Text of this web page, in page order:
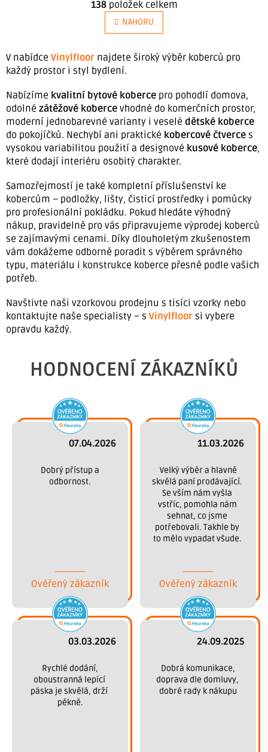
v
l
d
í
p
r
v
k
v
ý
p
i
s
u
á
n
k
v
á
138položek celkem
NAHORU
V nabídce Vinylfloor najdete široký výběr koberců pro
každý prostor i styl bydlení.
Nabízíme kvalitní bytové koberce pro pohodlí domova,
odolné zátěžové koberce vhodné do komerčních prostor,
moderní jednobarevné varianty i veselé dětské koberce
do pokojíčků. Nechybí ani praktické kobercové čtverce s
vysokou variabilitou použití a designové kusové koberce,
které dodají interiéru osobitý charakter.
Samozřejmostí je také kompletní příslušenství ke
kobercům – podložky, lišty, čisticí prostředky i pomůcky
pro profesionální pokládku. Pokud hledáte výhodný
nákup, pravidelně pro vás připravujeme výprodej koberců
se zajímavými cenami. Díky dlouholetým zkušenostem
vám dokážeme odborně poradit s výběrem správného
typu, materiálu i konstrukce koberce přesně podle vašich
potřeb.
Navštivte naši vzorkovou prodejnu s tisíci vzorky nebo
kontaktujte naše specialisty – s Vinylfloor si vybere
opravdu každý.
HODNOCENÍ ZÁKAZNÍKŮ
07.04.2026
odbornost.
Ověřený zákazník
11.03.2026
skvělá paní prodávající.
Se vším nám vyšla
vstříc, pomohla nám
sehnat, co jsme
potřebovali. Takhle by
to mělo vypadat všude.
Ověřený zákazník
03.03.2026
oboustranná lepící
páska je skvělá, drží
pěkně.
24.09.2025
doprava dle domluvy,
dobré rady k nákupu